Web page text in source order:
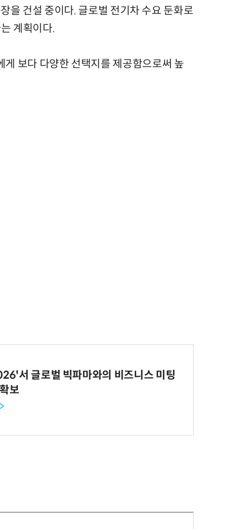
을 건설 중이다. 글로벌 전기차 수요 둔화로
계획이다.
보다 다양한 선택지를 제공함으로써 높
서 글로벌 빅파마와의 비즈니스 미팅
보